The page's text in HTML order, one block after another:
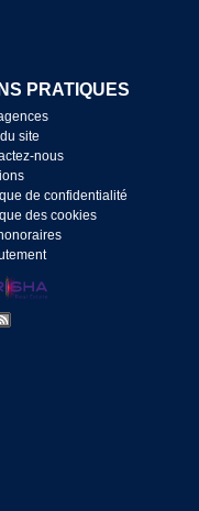
PRATIQUES
site
nous
de confidentialité
des cookies